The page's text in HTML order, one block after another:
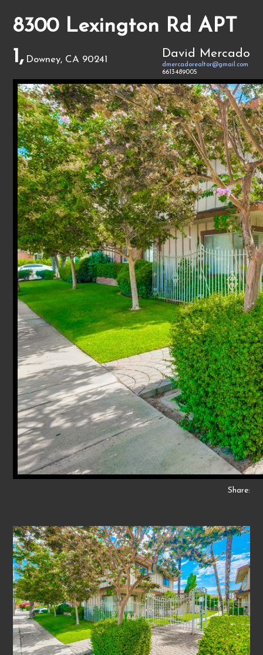
8300 Lexington Rd APT
1, Downey, CA 90241 David Mercado
dmercadorealtor@gmail.com
6613489005
Share: